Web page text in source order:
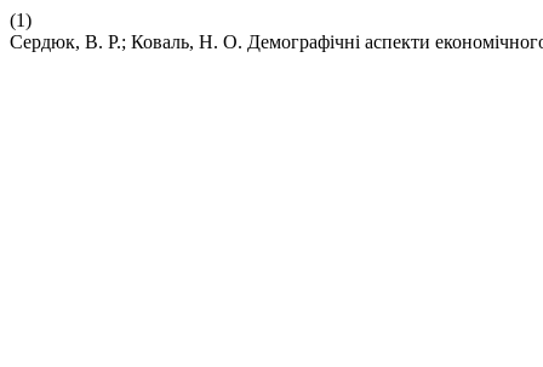
(1)
Сердюк, В. Р.; Коваль, Н. О. Демографiчнi аспекти